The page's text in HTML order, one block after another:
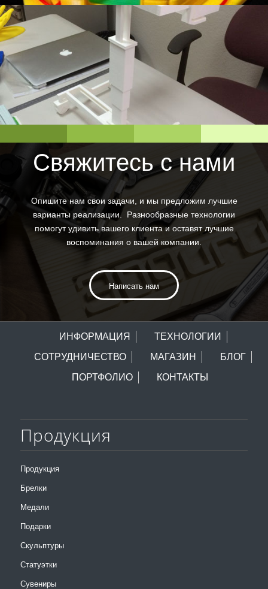
Свяжитесь с нами
Опишите нам свои задачи, и мы предложим лучшие
варианты реализации. Разнообразные технологии
помогут удивить вашего клиента и оставят лучшие
воспоминания о вашей компании.
Написать нам
ИНФОРМАЦИЯ
ТЕХНОЛОГИИ
СОТРУДНИЧЕСТВО
МАГАЗИН
БЛОГ
ПОРТФОЛИО
КОНТАКТЫ
Продукция
Продукция
Брелки
Медали
Подарки
Скульптуры
Статуэтки
Сувениры